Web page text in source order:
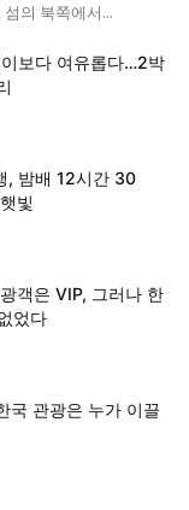
의 북쪽에서...
보다 여유롭다…2박
, 밤배 12시간 30
빛
객은 VIP, 그러나 한
었다
국 관광은 누가 이끌